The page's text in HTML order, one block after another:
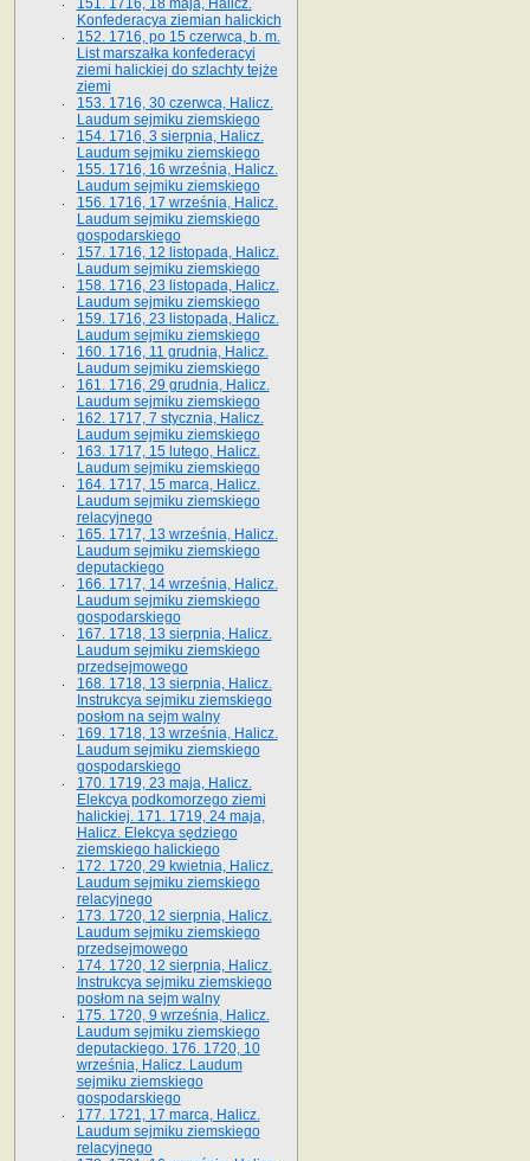
151. 1716, 18 maja, Halicz.
Konfederacya ziemian halickich
152. 1716, po 15 czerwca, b. m.
List marszałka konfederacyi
ziemi halickiej do szlachty tejże
ziemi
153. 1716, 30 czerwca, Halicz.
Laudum sejmiku ziemskiego
154. 1716, 3 sierpnia, Halicz.
Laudum sejmiku ziemskiego
155. 1716, 16 września, Halicz.
Laudum sejmiku ziemskiego
156. 1716, 17 września, Halicz.
Laudum sejmiku ziemskiego
gospodarskiego
157. 1716, 12 listopada, Halicz.
Laudum sejmiku ziemskiego
158. 1716, 23 listopada, Halicz.
Laudum sejmiku ziemskiego
159. 1716, 23 listopada, Halicz.
Laudum sejmiku ziemskiego
160. 1716, 11 grudnia, Halicz.
Laudum sejmiku ziemskiego
161. 1716, 29 grudnia, Halicz.
Laudum sejmiku ziemskiego
162. 1717, 7 stycznia, Halicz.
Laudum sejmiku ziemskiego
163. 1717, 15 lutego, Halicz.
Laudum sejmiku ziemskiego
164. 1717, 15 marca, Halicz.
Laudum sejmiku ziemskiego
relacyjnego
165. 1717, 13 września, Halicz.
Laudum sejmiku ziemskiego
deputackiego
166. 1717, 14 września, Halicz.
Laudum sejmiku ziemskiego
gospodarskiego
167. 1718, 13 sierpnia, Halicz.
Laudum sejmiku ziemskiego
przedsejmowego
168. 1718, 13 sierpnia, Halicz.
Instrukcya sejmiku ziemskiego
posłom na sejm walny
169. 1718, 13 września, Halicz.
Laudum sejmiku ziemskiego
gospodarskiego
170. 1719, 23 maja, Halicz.
Elekcya podkomorzego ziemi
halickiej. 171. 1719, 24 maja,
Halicz. Elekcya sędziego
ziemskiego halickiego
172. 1720, 29 kwietnia, Halicz.
Laudum sejmiku ziemskiego
relacyjnego
173. 1720, 12 sierpnia, Halicz.
Laudum sejmiku ziemskiego
przedsejmowego
174. 1720, 12 sierpnia, Halicz.
Instrukcya sejmiku ziemskiego
posłom na sejm walny
175. 1720, 9 września, Halicz.
Laudum sejmiku ziemskiego
deputackiego. 176. 1720, 10
września, Halicz. Laudum
sejmiku ziemskiego
gospodarskiego
177. 1721, 17 marca, Halicz.
Laudum sejmiku ziemskiego
relacyjnego